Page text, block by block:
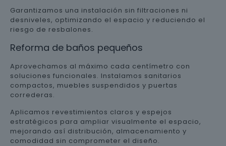
Garantizamos una instalación sin filtraciones ni
desniveles, optimizando el espacio y reduciendo el
riesgo de resbalones.
Reforma de baños pequeños
Aprovechamos al máximo cada centímetro con
soluciones funcionales. Instalamos sanitarios
compactos, muebles suspendidos y puertas
correderas.
Aplicamos revestimientos claros y espejos
estratégicos para ampliar visualmente el espacio,
mejorando así distribución, almacenamiento y
comodidad sin comprometer el diseño.